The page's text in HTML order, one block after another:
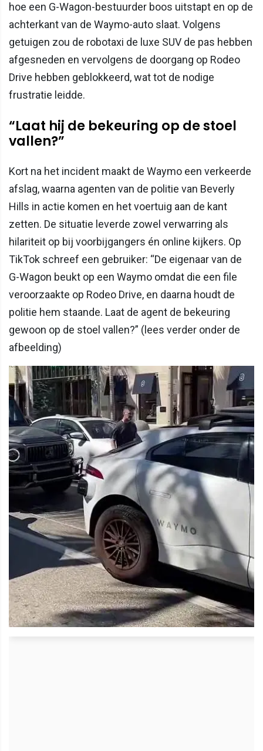
hoe een G-Wagon-bestuurder boos uitstapt en op de
achterkant van de Waymo-auto slaat. Volgens
getuigen zou de robotaxi de luxe SUV de pas hebben
afgesneden en vervolgens de doorgang op Rodeo
Drive hebben geblokkeerd, wat tot de nodige
frustratie leidde.
“Laat hij de bekeuring op de stoel
vallen?”
Kort na het incident maakt de Waymo een verkeerde
afslag, waarna agenten van de politie van Beverly
Hills in actie komen en het voertuig aan de kant
zetten. De situatie leverde zowel verwarring als
hilariteit op bij voorbijgangers én online kijkers. Op
TikTok schreef een gebruiker: “De eigenaar van de
G-Wagon beukt op een Waymo omdat die een file
veroorzaakte op Rodeo Drive, en daarna houdt de
politie hem staande. Laat de agent de bekeuring
gewoon op de stoel vallen?” (lees verder onder de
afbeelding)